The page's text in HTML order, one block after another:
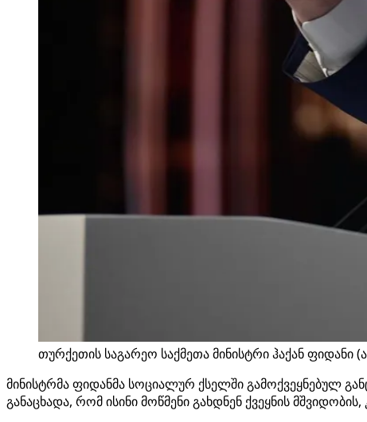
თურქეთის საგარეო საქმეთა მინისტრი ჰაქან ფიდანი
მინისტრმა ფიდანმა სოციალურ ქსელში გამოქვეყნებულ
განაცხადა, რომ ისინი მოწმენი გახდნენ ქვეყნის